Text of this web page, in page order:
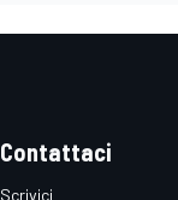
Contattaci
Scrivici